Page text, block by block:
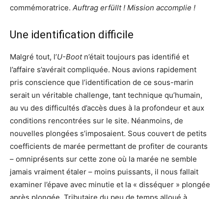
commémoratrice. Auftrag erfüllt ! Mission accomplie !
Une identification difficile
Malgré tout, l’U-Bootn’était toujours pas identifié et
l’affaire s’avérait compliquée. Nous avions rapidement
pris conscience que l’identification de ce sous-marin
serait un véritable challenge, tant technique qu’humain,
au vu des difficultés d’accès dues à la profondeur et aux
conditions rencontrées sur le site. Néanmoins, de
nouvelles plongées s’imposaient. Sous couvert de petits
coefficients de marée permettant de profiter de courants
– omniprésents sur cette zone où la marée ne semble
jamais vraiment étaler – moins puissants, il nous fallait
examiner l’épave avec minutie et la « disséquer » plongée